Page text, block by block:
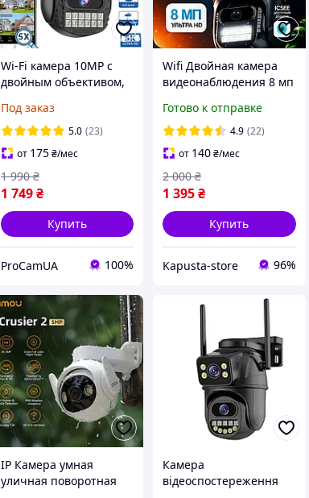
Wi-Fi камера 10MP с
двойным объективом,
2.4/5ГГц, 340°, ночное
видение IP66
Под заказ
5.0 (23)
от 175₴/мес
1 749₴
1 990 ₴
Купить
ProCamUA 100%
Wifi Двойная камера
видеонаблюдения 8 мп
поворотная уличная
видеокамера 8 mp с
двумя объективами
Готово к отправке
4.9 (22)
от 140₴/мес
1 395₴
2 000 ₴
Купить
Kapusta-store 96%
IP Камера умная
уличная поворотная
Камера
відеоспостереження